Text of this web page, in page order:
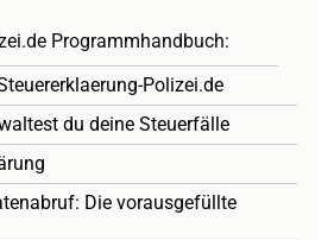
Programmhandbuch:
Polizei.de
du deine Steuerfälle
Die vorausgefüllte